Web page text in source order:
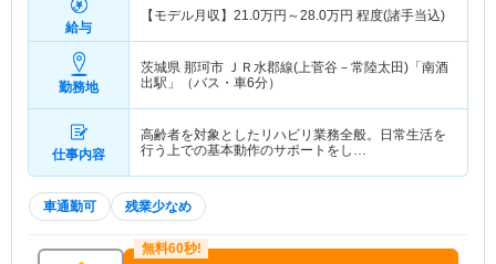
給与
【モデル月収】 21.0万円～28.0万円 程度(諸手当込)
勤務地
茨城県 那珂市 ＪＲ水郡線(上菅谷－常陸太田)「南酒
出駅」（バス・車6分）
仕事内容
高齢者を対象としたリハビリ業務全般。日常生活を
行う上での基本動作のサポートをし…
車通勤可 残業少なめ